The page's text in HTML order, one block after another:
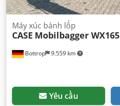
Bottrop 9.559 km
Máy xúc bánh lốp
CASE Mobilbagger WX165
Yêu cầu